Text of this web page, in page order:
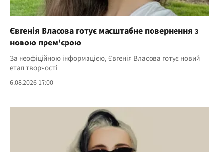
Євгенія Власова готує масштабне повернення з
новою прем'єрою
За неофіційною інформацією, Євгенія Власова готує новий
етап творчості
6.08.2026 17:00